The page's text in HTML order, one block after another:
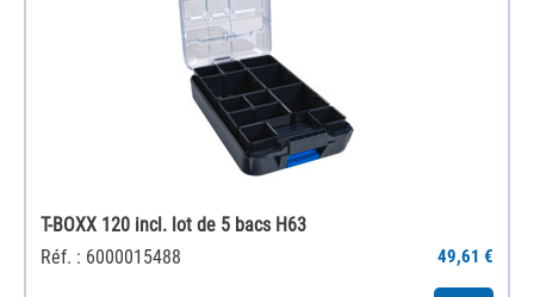
T-BOXX 120 incl. lot de 5 bacs H63
Réf. : 6000015488
49,61 €